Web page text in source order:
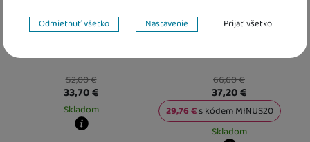
Nastavenie súhlasov s kategóriami cookies
VŽDY AKTÍVNE
Technické cookies umožňujú váš priechod nákupným košíkom,
porovnávanie produktov a ďalšie nevyhnutné funkcie.
Preferenčné a rozšírené funkcie
Preferenčné a rozšírené funkcie
aby ste nemuseli všetko
nastavovať znova a aby ste sa s nami mohli spojiť napr. pomocou
Odmietnuť všetko Nastavenie Prijať všetko
52,00€
33,70€
Skladom
66,60€
37,20€
29,76€s kódemMINUS20
Skladom